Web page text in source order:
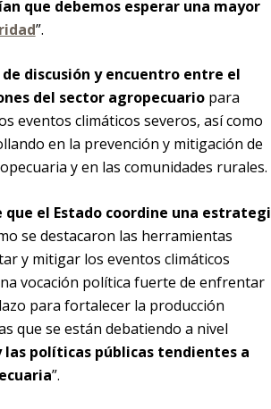
que debemos esperar una mayor
”.
de discusión y encuentro entre el
del sector agropecuariopara
eventos climáticos severos, así como
en la prevención y mitigación de
y en las comunidades rurales.
el Estado coordine una
se destacaron las herramientas
y mitigar los eventos climáticos
vocación política fuerte de enfrentar
para fortalecer la producción
que se están debatiendo a nivel
políticas públicas tendientes a
”.